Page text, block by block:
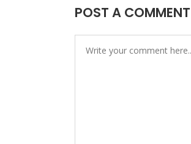
POST A COMMENT